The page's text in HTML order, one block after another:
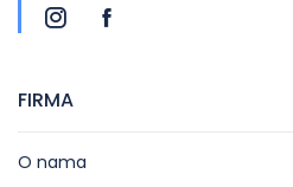
FIRMA
O nama